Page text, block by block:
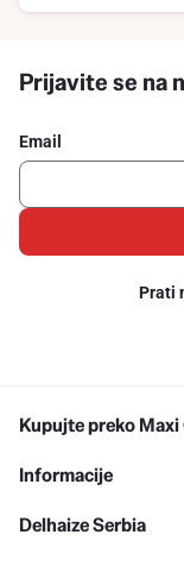
Prijavite se na
Email
Prati
Kupujte preko Maxi
Informacije
Delhaize Serbia